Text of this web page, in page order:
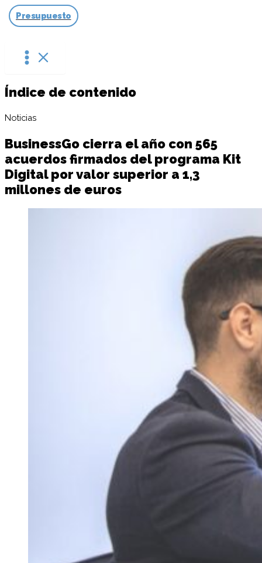
Presupuesto
Índice de contenido
Noticias
BusinessGo cierra el año con 565
acuerdos firmados del programa Kit
Digital por valor superior a 1,3
millones de euros